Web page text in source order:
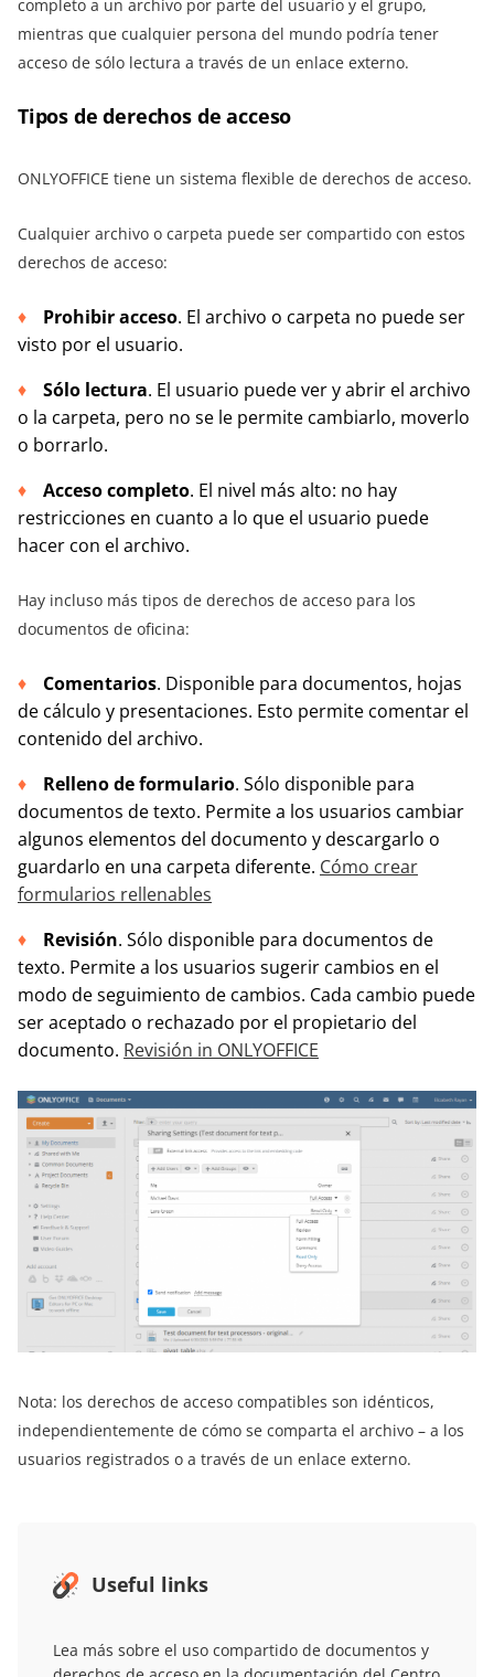
completo a un archivo por parte del usuario y el grupo,
mientras que cualquier persona del mundo podría tener
acceso de sólo lectura a través de un enlace externo.
Tipos de derechos de acceso
ONLYOFFICE tiene un sistema flexible de derechos de acceso.
Cualquier archivo o carpeta puede ser compartido con estos
derechos de acceso:
Prohibir acceso. El archivo o carpeta no puede ser
visto por el usuario.
Sólo lectura. El usuario puede ver y abrir el archivo
o la carpeta, pero no se le permite cambiarlo, moverlo
o borrarlo.
Acceso completo. El nivel más alto: no hay
restricciones en cuanto a lo que el usuario puede
hacer con el archivo.
Hay incluso más tipos de derechos de acceso para los
documentos de oficina:
Comentarios. Disponible para documentos, hojas
de cálculo y presentaciones. Esto permite comentar el
contenido del archivo.
Relleno de formulario. Sólo disponible para
documentos de texto. Permite a los usuarios cambiar
algunos elementos del documento y descargarlo o
guardarlo en una carpeta diferente. Cómo crear
formularios rellenables
Revisión. Sólo disponible para documentos de
texto. Permite a los usuarios sugerir cambios en el
modo de seguimiento de cambios. Cada cambio puede
ser aceptado o rechazado por el propietario del
documento. Revisión in ONLYOFFICE
Nota: los derechos de acceso compatibles son idénticos,
independientemente de cómo se comparta el archivo – a los
usuarios registrados o a través de un enlace externo.
Useful links
Lea más sobre el uso compartido de documentos y